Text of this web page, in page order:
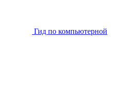
Гид по компьютерной